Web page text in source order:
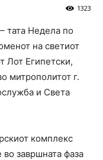
1323
тата Недела по
на светиот
Лот Египетски,
митрополитот г.
и Света
комплекс
завршната фаза